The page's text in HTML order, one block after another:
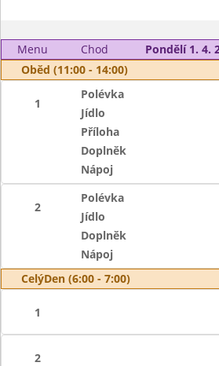
Menu Chod
Pondělí 1. 4.
Oběd (11:00 - 14:00)
1
Polévka
Jídlo
Příloha
Doplněk
Nápoj
2
Polévka
Jídlo
Doplněk
Nápoj
CelýDen (6:00 - 7:00)
1
2